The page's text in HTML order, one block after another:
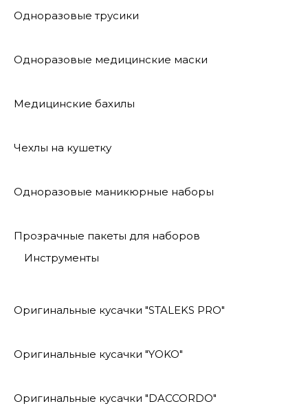
Одноразовые трусики
Одноразовые медицинские маски
Медицинские бахилы
Чехлы на кушетку
Одноразовые маникюрные наборы
Прозрачные пакеты для наборов
Инструменты
Оригинальные кусачки "STALEKS PRO"
Оригинальные кусачки "YOKO"
Оригинальные кусачки "DACCORDO"